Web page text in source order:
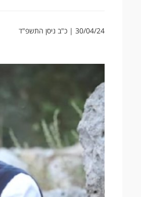
30/04/24 | כ"ב ניסן התשפ"ד